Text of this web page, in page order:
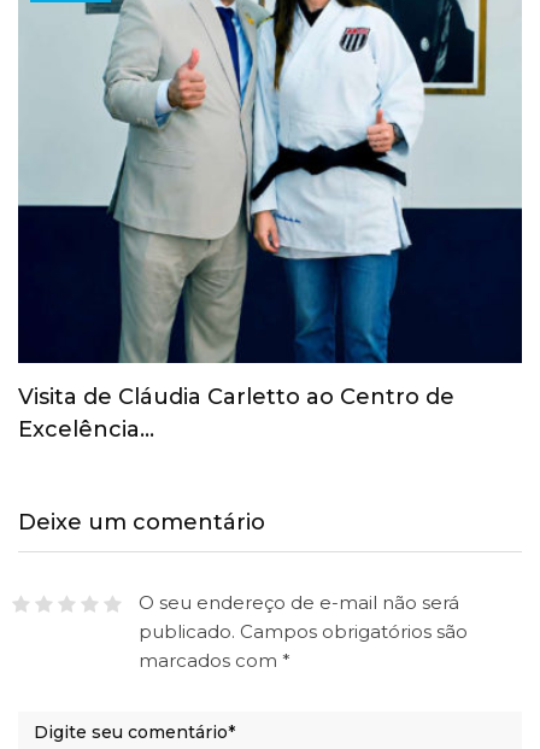
COI revoga suspensão provisória do Comitê
Olímpico Russo
Deixe um comentário
O seu endereço de e-mail não será
publicado. Campos obrigatórios são
marcados com *